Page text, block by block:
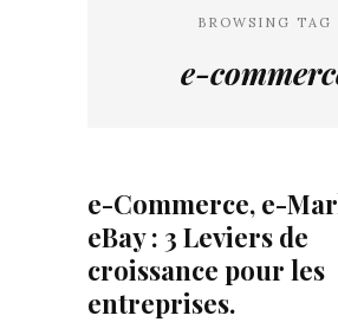
BROWSING TAG
e-
e-Commerce, e-
eBay : 3 Leviers de
croissance pour les
entreprises.